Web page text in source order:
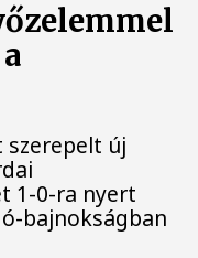
szerepelt új
1-0-ra nyert
bajnokságban